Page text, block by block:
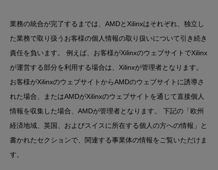
業務の統合が完了するまでは、AMDとXilinxはそれぞれ、独立し
た業務で取り扱うお客様の個人情報の取り扱いについて引き続き
責任を負います。 例えば、お客様がXilinxのウェブサイトでXilinx
が運営する部分を利用する場合は、Xilinxが管理者となります。
お客様がXilinxのウェブサイトからAMDのウェブサイトに誘導さ
れた場合、またはAMDがXilinxのウェブサイトを通じて直接個人
情報を収集した場合、AMDが管理者となります。 下記の「 欧州
経済地域、英国、およびスイスに所在する個人の方への情報 」と
書かれたセクションで、関連する事業体の情報をご覧いただけま
す。